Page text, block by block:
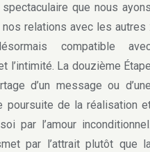
que nous
relations avec les autres
compatible
l’intimité. La douzième
d’un message ou
poursuite de la réalisation
par l’amour
par l’attrait plutôt que